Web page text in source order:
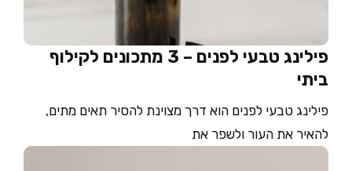
פילינג טבעי לפנים – 3 מתכונים לקילוף
ביתי
פילינג טבעי לפנים הוא דרך מצוינת להסיר תאים מתים,
להאיר את העור ולשפר את